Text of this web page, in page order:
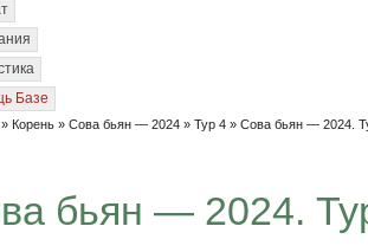
Базе
» Корень » Сова бьян — 2024 » Тур 4 » Сова бьян — 2024.
бьян — 2024.